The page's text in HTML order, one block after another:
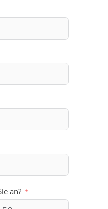
an?